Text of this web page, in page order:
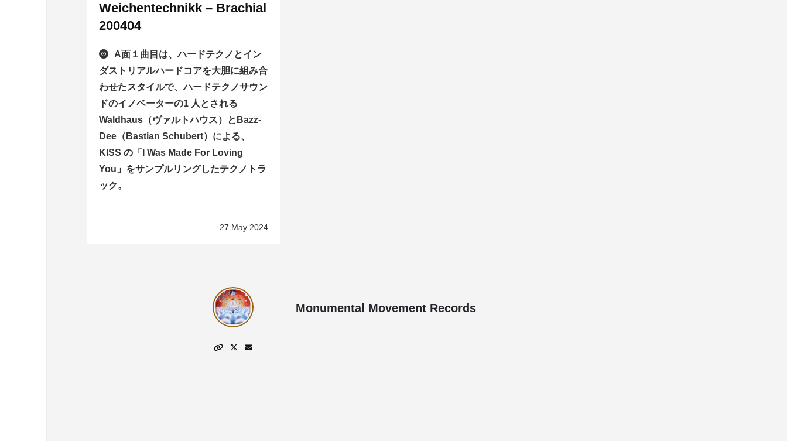
Weichentechnikk – Brachial
200404
A面１曲目は、ハードテクノとイン
ダストリアルハードコアを大胆に組み合
わせたスタイルで、ハードテクノサウン
ドのイノベーターの1 人とされる
Waldhaus（ヴァルトハウス）とBazz-
Dee（Bastian Schubert）による、
KISS の「I Was Made For Loving
You」をサンプルリングしたテクノトラ
ック。
27 May 2024
Monumental Movement Records